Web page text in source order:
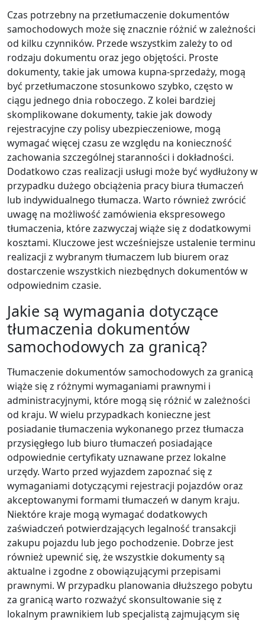
Czas potrzebny na przetłumaczenie dokumentów
samochodowych może się znacznie różnić w zależności
od kilku czynników. Przede wszystkim zależy to od
rodzaju dokumentu oraz jego objętości. Proste
dokumenty, takie jak umowa kupna-sprzedaży, mogą
być przetłumaczone stosunkowo szybko, często w
ciągu jednego dnia roboczego. Z kolei bardziej
skomplikowane dokumenty, takie jak dowody
rejestracyjne czy polisy ubezpieczeniowe, mogą
wymagać więcej czasu ze względu na konieczność
zachowania szczególnej staranności i dokładności.
Dodatkowo czas realizacji usługi może być wydłużony w
przypadku dużego obciążenia pracy biura tłumaczeń
lub indywidualnego tłumacza. Warto również zwrócić
uwagę na możliwość zamówienia ekspresowego
tłumaczenia, które zazwyczaj wiąże się z dodatkowymi
kosztami. Kluczowe jest wcześniejsze ustalenie terminu
realizacji z wybranym tłumaczem lub biurem oraz
dostarczenie wszystkich niezbędnych dokumentów w
odpowiednim czasie.
Jakie są wymagania dotyczące
tłumaczenia dokumentów
samochodowych za granicą?
Tłumaczenie dokumentów samochodowych za granicą
wiąże się z różnymi wymaganiami prawnymi i
administracyjnymi, które mogą się różnić w zależności
od kraju. W wielu przypadkach konieczne jest
posiadanie tłumaczenia wykonanego przez tłumacza
przysięgłego lub biuro tłumaczeń posiadające
odpowiednie certyfikaty uznawane przez lokalne
urzędy. Warto przed wyjazdem zapoznać się z
wymaganiami dotyczącymi rejestracji pojazdów oraz
akceptowanymi formami tłumaczeń w danym kraju.
Niektóre kraje mogą wymagać dodatkowych
zaświadczeń potwierdzających legalność transakcji
zakupu pojazdu lub jego pochodzenie. Dobrze jest
również upewnić się, że wszystkie dokumenty są
aktualne i zgodne z obowiązującymi przepisami
prawnymi. W przypadku planowania dłuższego pobytu
za granicą warto rozważyć skonsultowanie się z
lokalnym prawnikiem lub specjalistą zajmującym się